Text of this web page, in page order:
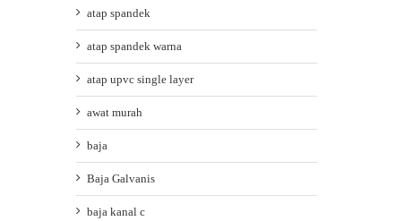
atap spandek
atap spandek warna
atap upvc single layer
awat murah
baja
Baja Galvanis
baja kanal c